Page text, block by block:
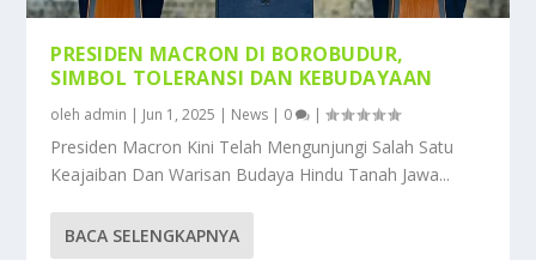
PRESIDEN MACRON DI BOROBUDUR,
SIMBOL TOLERANSI DAN KEBUDAYAAN
oleh admin | Jun 1, 2025 | News | 0 |
Presiden Macron Kini Telah Mengunjungi Salah Satu
Keajaiban Dan Warisan Budaya Hindu Tanah Jawa...
BACA SELENGKAPNYA